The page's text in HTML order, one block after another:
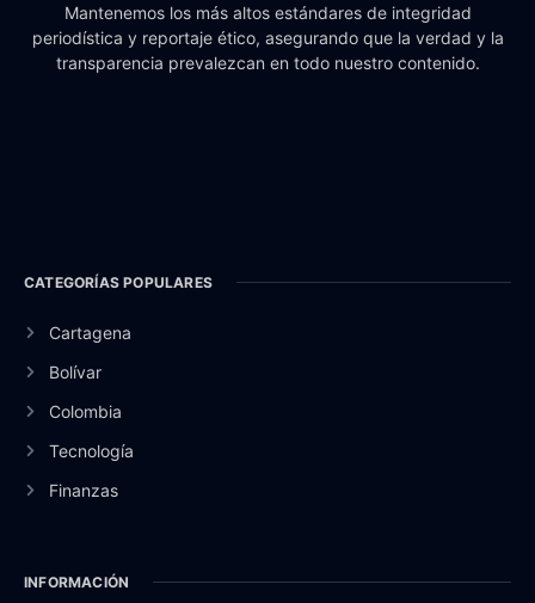
Mantenemos los más altos estándares de integridad
periodística y reportaje ético, asegurando que la verdad y la
transparencia prevalezcan en todo nuestro contenido.
CATEGORÍAS POPULARES
Cartagena
Bolívar
Colombia
Tecnología
Finanzas
INFORMACIÓN